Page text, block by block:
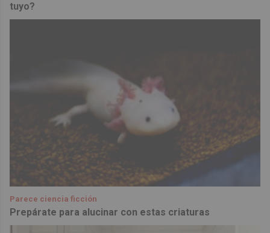
tuyo?
Parece ciencia ficción
Prepárate para alucinar con estas criaturas